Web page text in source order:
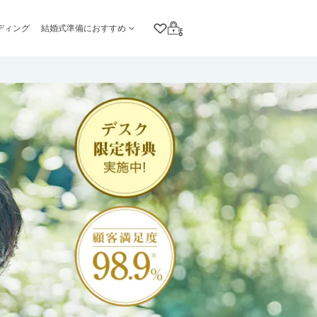
ィング 結婚式準備におすすめ
クリップリスト
ログイン